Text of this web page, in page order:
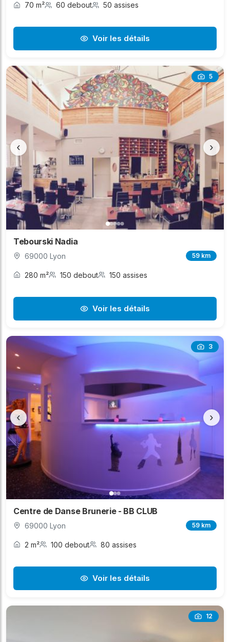
70 m² 60 debout 50 assises
Voir les détails
5
‹ ›
Tebourski Nadia
69000 Lyon 59 km
280 m² 150 debout 150 assises
Voir les détails
3
‹ ›
Centre de Danse Brunerie - BB CLUB
69000 Lyon 59 km
2 m² 100 debout 80 assises
Voir les détails
12